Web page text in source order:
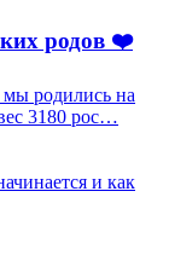
родов ❤️
мы родились на
3180 рос…